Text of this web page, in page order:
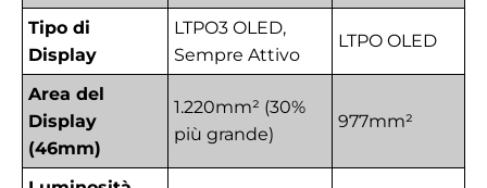
Tipo di
Display
LTPO3 OLED,
Sempre Attivo
LTPO OLED
Area del
Display
(46mm)
1.220mm² (30%
più grande)
977mm²